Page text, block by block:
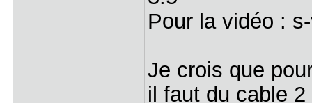
Pour la vidéo :
Je crois que
il faut du cable